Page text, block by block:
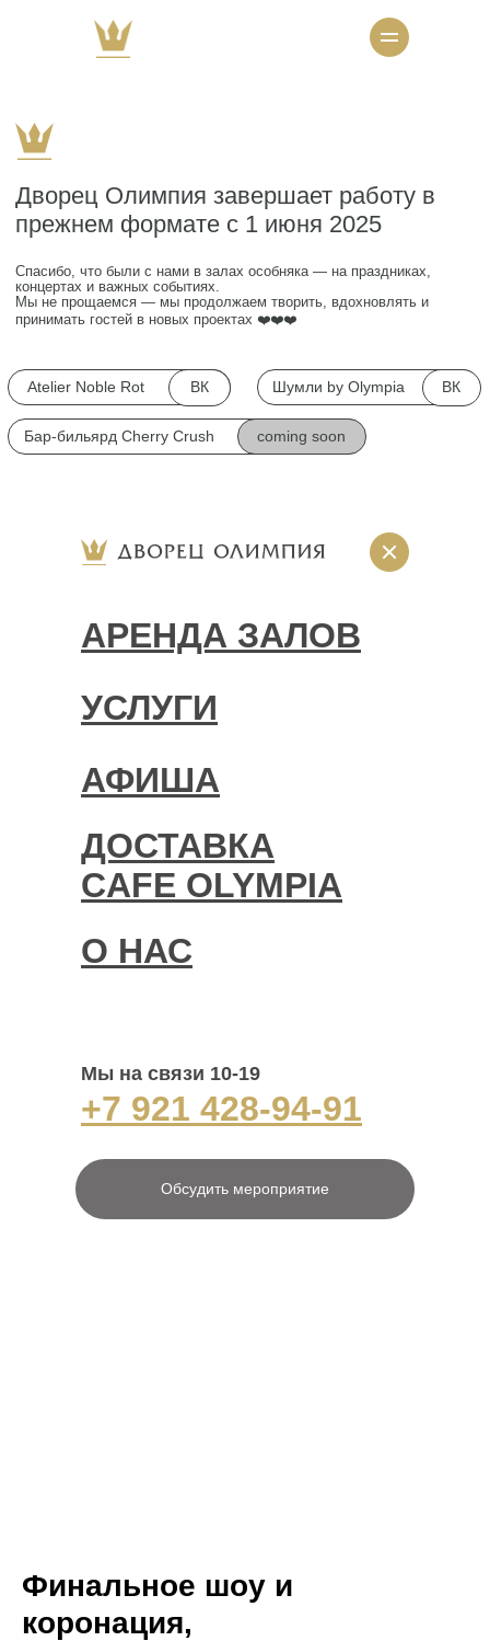
Шумли by Olympia ВК
Atelier Noble Rot ВК
Дворец Олимпия завершает работу в
прежнем формате с 1 июня 2025
Спасибо, что были с нами в залах особняка — на праздниках,
концертах и важных событиях.
Мы не прощаемся — мы продолжаем творить, вдохновлять и
принимать гостей в новых проектах ❤️❤️❤️
Бар-бильярд Cherry Crush coming soon
АРЕНДА ЗАЛОВ
УСЛУГИ
АФИША
ДОСТАВКА
CAFE OLYMPIA
О НАС
Мы на связи 10-19
+7 921 428-94-91
Обсудить мероприятие
Финальное шоу и
коронация,